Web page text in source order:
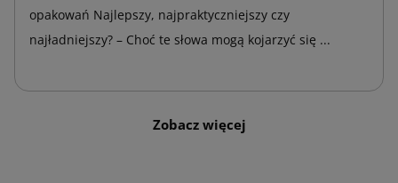
opakowań Najlepszy, najpraktyczniejszy czy
najładniejszy? – Choć te słowa mogą kojarzyć się ...
Zobacz więcej